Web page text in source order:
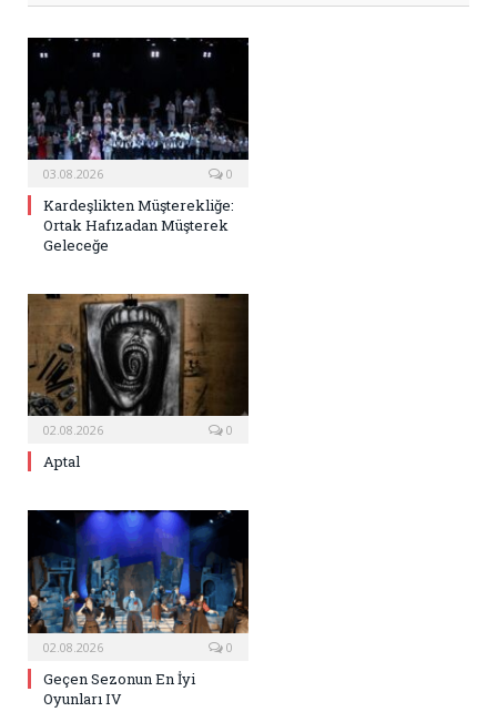
03.08.2026 0
Kardeşlikten Müşterekliğe:
Ortak Hafızadan Müşterek
Geleceğe
02.08.2026 0
Aptal
02.08.2026 0
Geçen Sezonun En İyi
Oyunları IV